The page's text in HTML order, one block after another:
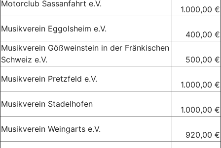
Motorclub Sassanfahrt e.V.
1.000,00 €
Musikverein Eggolsheim e.V.
400,00 €
Musikverein Gößweinstein in der Fränkischen
Schweiz e.V.
500,00 €
Musikverein Pretzfeld e.V.
1.000,00 €
Musikverein Stadelhofen
1.000,00 €
Musikverein Weingarts e.V.
920,00 €